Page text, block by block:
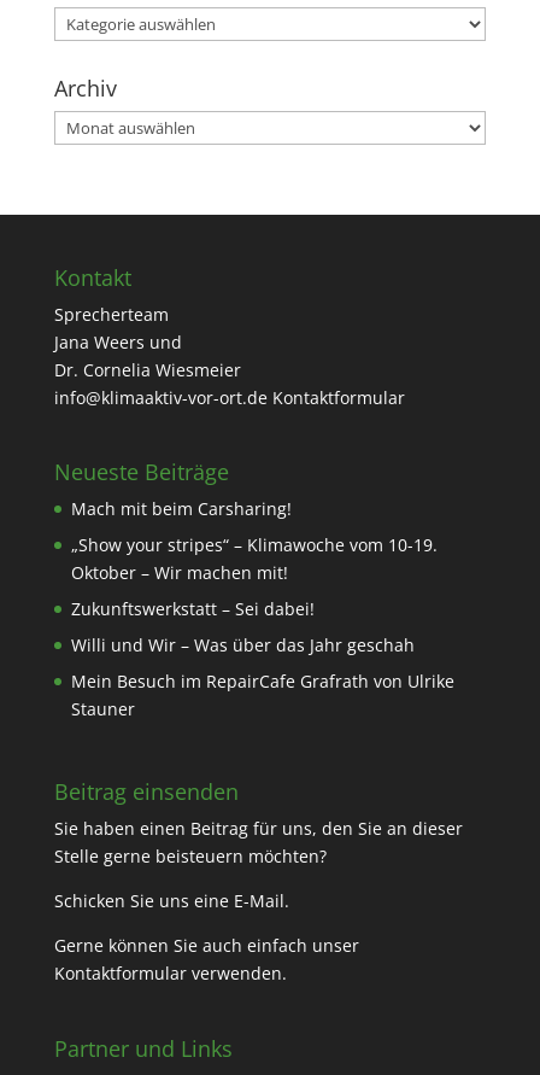
Kategorien
Archiv
Archiv
Kontakt
Sprecherteam
Jana Weers und
Dr. Cornelia Wiesmeier
info@klimaaktiv-vor-ort.de Kontaktformular
Neueste Beiträge
Mach mit beim Carsharing!
„Show your stripes“ – Klimawoche vom 10-19.
Oktober – Wir machen mit!
Zukunftswerkstatt – Sei dabei!
Willi und Wir – Was über das Jahr geschah
Mein Besuch im RepairCafe Grafrath von Ulrike
Stauner
Beitrag einsenden
Sie haben einen Beitrag für uns, den Sie an dieser
Stelle gerne beisteuern möchten?
Schicken Sie uns eine E-Mail.
Gerne können Sie auch einfach unser
Kontaktformularverwenden.
Partner und Links